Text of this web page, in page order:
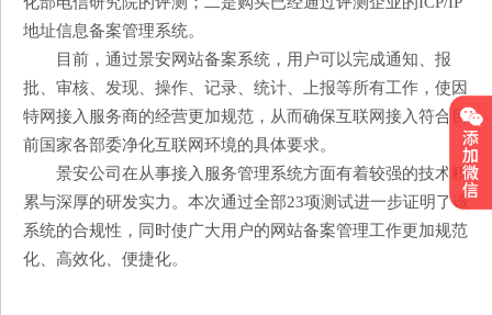
地址信息备案管理系统。
目前，通过景安网站备案系统，用户可以完成通知、报
批、审核、发现、操作、记录、统计、上报等所有工作，使因
特网接入服务商的经营更加规范，从而确保互联网接入符合目
前国家各部委净化互联网环境的具体要求。
景安公司在从事接入服务管理系统方面有着较强的技术积
累与深厚的研发实力。本次通过全部23项测试进一步证明了该
系统的合规性，同时使广大用户的网站备案管理工作更加规范
化、高效化、便捷化。